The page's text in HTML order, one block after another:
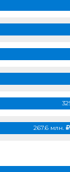
267.6 млн.